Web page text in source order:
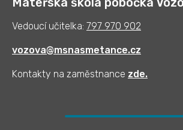
Vedoucí učitelka: 797 970 902
vozova@msnasmetance.cz
Kontakty na zaměstnance zde.